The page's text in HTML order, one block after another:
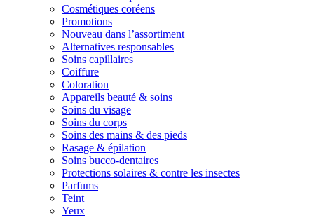
Cosmétiques coréens
Promotions
Nouveau dans l’assortiment
Alternatives responsables
Soins capillaires
Coiffure
Coloration
Appareils beauté & soins
Soins du visage
Soins du corps
Soins des mains & des pieds
Rasage & épilation
Soins bucco-dentaires
Protections solaires & contre les insectes
Parfums
Teint
Yeux